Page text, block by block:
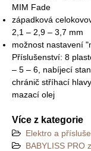
MIM Fade
západková
2,1 – 2,9 – 3,7 mm
možnost nastavení
Příslušenství: 8
– 5 – 6, nabíjecí
chránič stříhací
mazací olej
Více z kategorie
Elektro a
BABYLISS PRO